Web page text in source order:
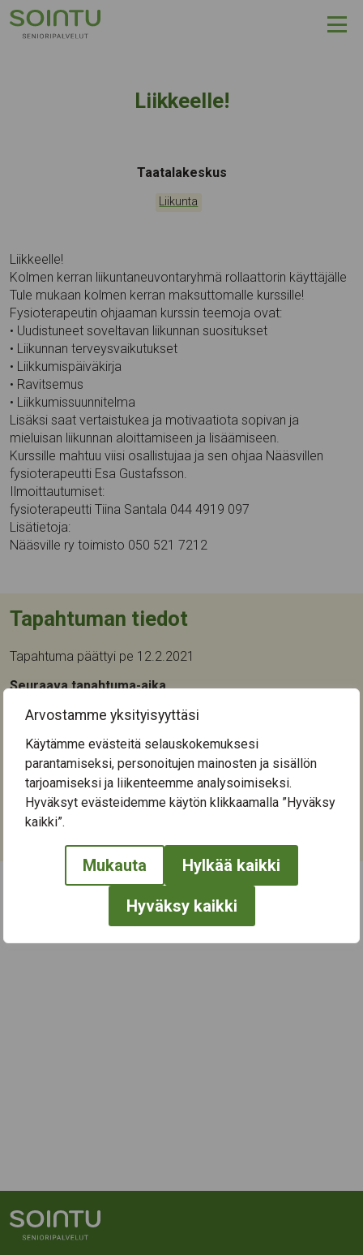
Arvostamme yksityisyyttäsi
Käytämme evästeitä selauskokemuksesi
parantamiseksi, personoitujen mainosten ja sisällön
tarjoamiseksi ja liikenteemme analysoimiseksi.
Hyväksyt evästeidemme käytön klikkaamalla ”Hyväksy
kaikki”.
Mukauta Hylkää kaikki
Hyväksy kaikki
Hyppää sisältöön
Liikkeelle!
Tapahtumapaikka:
Taatalakeskus
Kategoriat:
Liikunta
Liikkeelle!
Kolmen kerran liikuntaneuvontaryhmä rollaattorin käyttäjälle
Tule mukaan kolmen kerran maksuttomalle kurssille!
Fysioterapeutin ohjaaman kurssin teemoja ovat:
• Uudistuneet soveltavan liikunnan suositukset
• Liikunnan terveysvaikutukset
• Liikkumispäiväkirja
• Ravitsemus
• Liikkumissuunnitelma
Lisäksi saat vertaistukea ja motivaatiota sopivan ja
mieluisan liikunnan aloittamiseen ja lisäämiseen.
Kurssille mahtuu viisi osallistujaa ja sen ohjaa Nääsvillen
fysioterapeutti Esa Gustafsson.
Ilmoittautumiset:
fysioterapeutti Tiina Santala 044 4919 097
Lisätietoja:
Nääsville ry toimisto 050 521 7212
Tapahtuman tiedot
Tapahtuma päättyi pe 12.2.2021
Seuraava tapahtuma-aika
Tapahtumapaikka:
Taatalakeskus
Sulkavuorenkatu 6
33820 Tampere
Kategoriat:
← Näytä kaikki tapahtumat